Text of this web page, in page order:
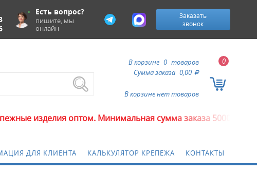
Есть вопрос?
пишите, мы
онлайн
Заказать
звонок
0
В корзине 0 товаров
Сумма заказа 0,00 a
В корзине нет товаров
оптом. Минимальная сумма заказа 5000 рублей.
ДЛЯ КЛИЕНТА КАЛЬКУЛЯТОР КРЕПЕЖА КОНТАКТЫ